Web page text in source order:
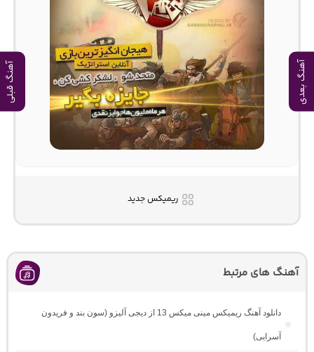
آهنگ بعدی آهنگ قبلی
ریمیکس جدید
آهنگ های مرتبط
دانلود آهنگ ریمیکس مینی میکس 13 از دیجی آلیزو (سون بند و فریدون
آسرایی)